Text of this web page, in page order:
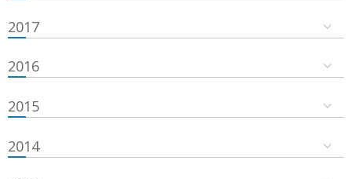
2017
2016
2015
2014